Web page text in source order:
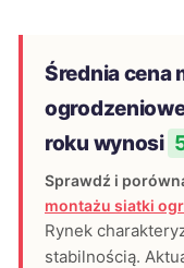
Średnia cena
roku wynosi
Sprawdź i
montażu siatki
Rynek
stabilnością.